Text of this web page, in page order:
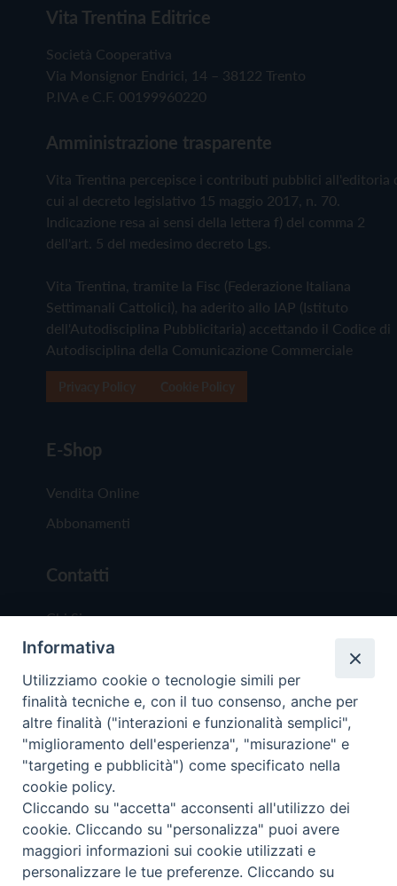
Vita Trentina Editrice
Società Cooperativa
Via Monsignor Endrici, 14 – 38122 Trento
P.IVA e C.F. 00199960220
Amministrazione trasparente
Vita Trentina percepisce i contributi pubblici all'editoria
cui al decreto legislativo 15 maggio 2017, n. 70.
Indicazione resa ai sensi della lettera f) del comma 2
dell'art. 5 del medesimo decreto Lgs.
Vita Trentina, tramite la Fisc (Federazione Italiana
Settimanali Cattolici), ha aderito allo IAP (Istituto
dell'Autodisciplina Pubblicitaria) accettando il Codice di
Autodisciplina della Comunicazione Commerciale
E-Shop
Vendita Online
Abbonamenti
Contatti
Chi Siamo
Redazione
Scrivici
Copyright © 2019 - Tutti i diritti riservati - Vita
Trentina Editrice
Privacy Policy
Informativa
Utilizziamo cookie o tecnologie simili per
finalità tecniche e, con il tuo consenso, anche per
altre finalità ("interazioni e funzionalità semplici",
"miglioramento dell'esperienza", "misurazione" e
"targeting e pubblicità") come specificato nella
cookie policy.
Cliccando su "accetta" acconsenti all'utilizzo dei
cookie. Cliccando su "personalizza" puoi avere
maggiori informazioni sui cookie utilizzati e
personalizzare le tue preferenze. Cliccando su